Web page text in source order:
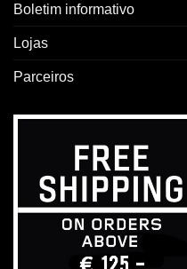
Boletim informativo
Lojas
Parceiros